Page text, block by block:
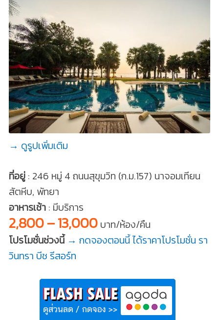
→ ดูรูปเพิ่มเติม
ที่อยู่: 246 หมู่ 4 ถนนสุขุมวิท (ก.ม.157) นาจอมเทียน
สัตหีบ, พัทยา
อาหารเช้า: มีบริการ
2,800 – 13,000บาท/ห้อง/คืน
โปรโมชั่นช่วงนี้ → กดจองตอนนี้ ได้ราคาโปรโมชั่น รา
วินทรา บีช รีสอร์ท